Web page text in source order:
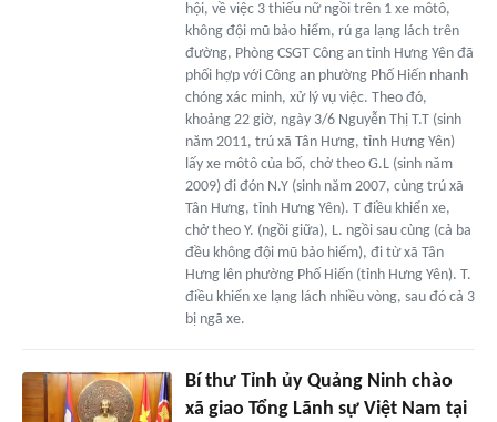
hội, về việc 3 thiếu nữ ngồi trên 1 xe môtô,
không đội mũ bảo hiểm, rú ga lạng lách trên
đường, Phòng CSGT Công an tỉnh Hưng Yên đã
phối hợp với Công an phường Phố Hiến nhanh
chóng xác minh, xử lý vụ việc. Theo đó,
khoảng 22 giờ, ngày 3/6 Nguyễn Thị T.T (sinh
năm 2011, trú xã Tân Hưng, tỉnh Hưng Yên)
lấy xe môtô của bố, chở theo G.L (sinh năm
2009) đi đón N.Y (sinh năm 2007, cùng trú xã
Tân Hưng, tỉnh Hưng Yên). T điều khiển xe,
chở theo Y. (ngồi giữa), L. ngồi sau cùng (cả ba
đều không đội mũ bảo hiểm), đi từ xã Tân
Hưng lên phường Phố Hiến (tỉnh Hưng Yên). T.
điều khiển xe lạng lách nhiều vòng, sau đó cả 3
bị ngã xe.
Bí thư Tỉnh ủy Quảng Ninh chào
xã giao Tổng Lãnh sự Việt Nam tại